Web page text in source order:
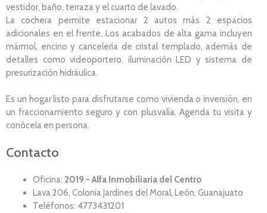
vestidor, baño, terraza y el cuarto de lavado.
La cochera permite estacionar 2 autos más 2 espacios
adicionales en el frente. Los acabados de alta gama incluyen
mármol, encino y cancelería de cristal templado, además de
detalles como videoportero, iluminación LED y sistema de
presurización hidráulica.
Es un hogar listo para disfrutarse como vivienda o inversión, en
un fraccionamiento seguro y con plusvalía. Agenda tu visita y
conócela en persona.
Contacto
Oficina: 2019 - Alfa Inmobiliaria del Centro
Lava 206, Colonia Jardines del Moral, León, Guanajuato
Teléfonos: 4773431201